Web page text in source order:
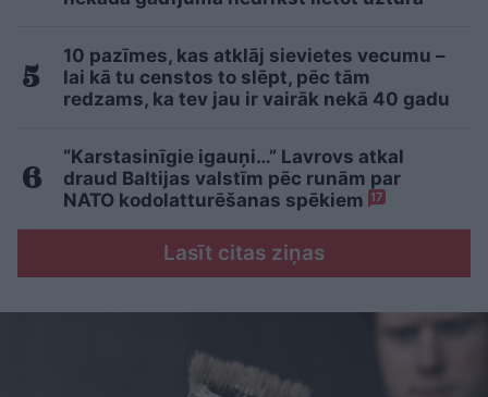
10 pazīmes, kas atklāj sievietes vecumu –
lai kā tu censtos to slēpt, pēc tām
redzams, ka tev jau ir vairāk nekā 40 gadu
“Karstasinīgie igauņi…” Lavrovs atkal
draud Baltijas valstīm pēc runām par
NATO kodolatturēšanas spēkiem 17
Lasīt citas ziņas